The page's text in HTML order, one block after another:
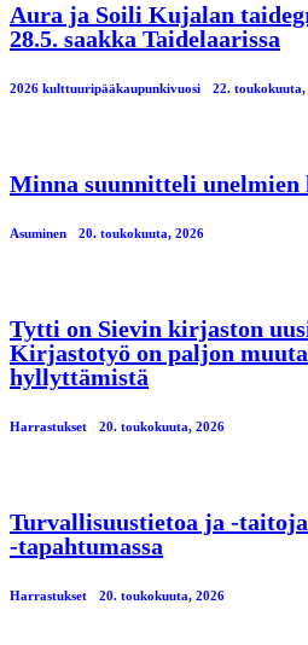
Aura ja Soili Kujalan
28.5. saakka Taidelaarissa
2026 kulttuuripääkaupunkivuosi 22. toukokuuta,
Minna suunnitteli unelmien
Asuminen 20. toukokuuta, 2026
Tytti on Sievin kirjaston
Kirjastotyö on paljon
hyllyttämistä
Harrastukset 20. toukokuuta, 2026
Turvallisuustietoa ja -
-tapahtumassa
Harrastukset 20. toukokuuta, 2026